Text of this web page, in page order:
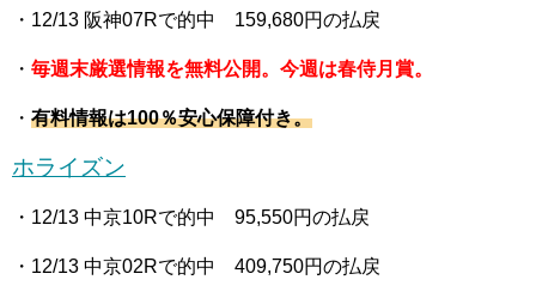
・12/13 阪神07Rで的中 159,680円の払戻
・ 毎週末厳選情報を無料公開。今週は春侍月賞。
・ 有料情報は100％安心保障付き。
ホライズン
・12/13 中京10Rで的中 95,550円の払戻
・12/13 中京02Rで的中 409,750円の払戻